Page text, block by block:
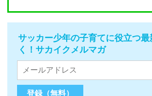
サッカー少年の子育てに役立つ最
く！サカイクメルマガ